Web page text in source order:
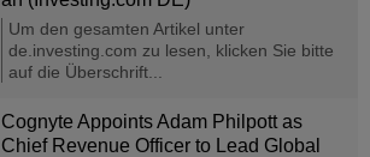
Um den gesamten Artikel unter
de.investing.com zu lesen, klicken Sie bitte
auf die Überschrift...
Cognyte Appoints Adam Philpott as
Chief Revenue Officer to Lead Global